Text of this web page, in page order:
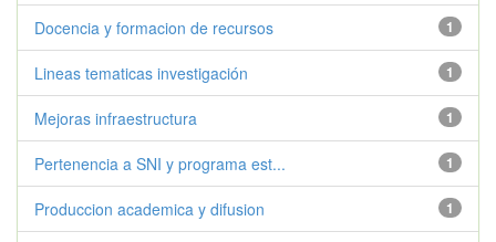
1
Docencia y formacion de recursos
1
Lineas tematicas investigación
1
Mejoras infraestructura
1
Pertenencia a SNI y programa est...
1
Produccion academica y difusion